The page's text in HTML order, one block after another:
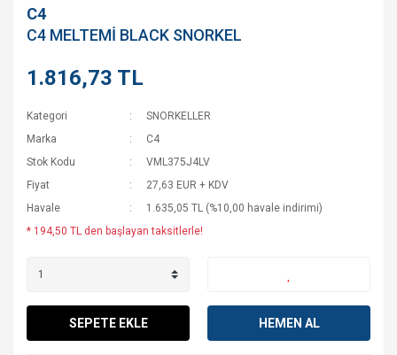
C4
C4 MELTEMİ BLACK SNORKEL
1.816,73 TL
Kategori
SNORKELLER
Marka
C4
Stok Kodu
VML375J4LV
Fiyat
27,63 EUR + KDV
Havale
1.635,05 TL (%10,00 havale indirimi)
* 194,50 TL den başlayan taksitlerle!
SEPETE EKLE HEMEN AL